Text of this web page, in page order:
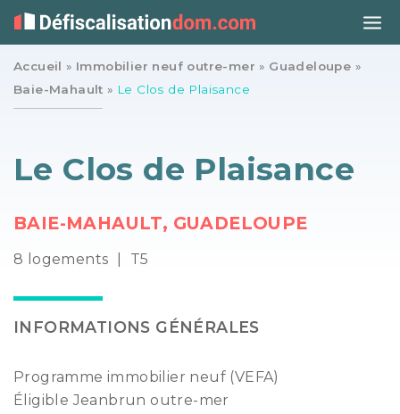
Accueil » Immobilier neuf outre-mer » Guadeloupe »
Baie-Mahault » Le Clos de Plaisance
Le Clos de Plaisance
BAIE-MAHAULT, GUADELOUPE
8 logements T5
INFORMATIONS GÉNÉRALES
Programme immobilier neuf (VEFA)
Éligible Jeanbrun outre-mer